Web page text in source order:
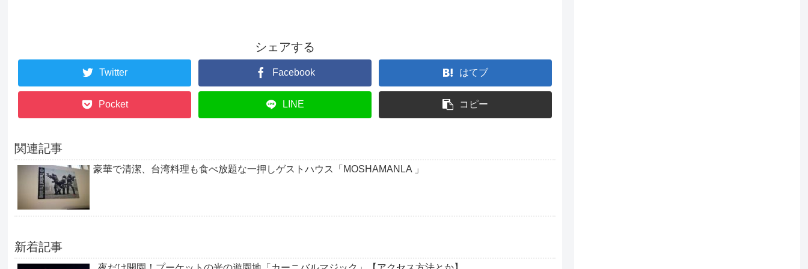
シェアする
Twitter Facebook はてブ
Pocket LINE コピー
関連記事
豪華で清潔、台湾料理も食べ放題な一押しゲストハウス「MOSHAMANLA 」
新着記事